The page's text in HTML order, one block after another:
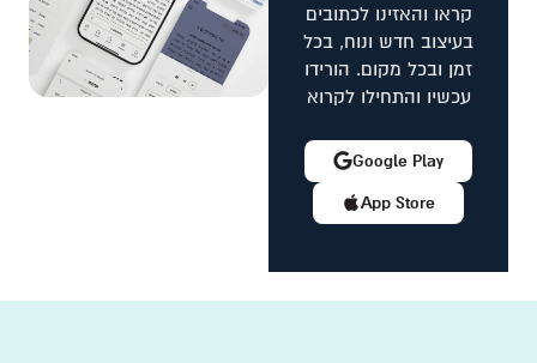
קראו והאזינו לכתובים
בעיצוב חדש ונוח, בכל
זמן ובכל מקום. הורידו
עכשיו והתחילו לקרוא
App Store
Google Play